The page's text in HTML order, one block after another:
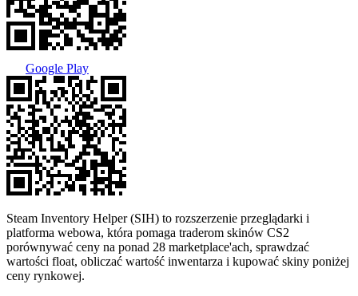
Google Play
Steam Inventory Helper (SIH) to rozszerzenie przeglądarki i
platforma webowa, która pomaga traderom skinów CS2
porównywać ceny na ponad 28 marketplace'ach, sprawdzać
wartości float, obliczać wartość inwentarza i kupować skiny poniżej
ceny rynkowej.